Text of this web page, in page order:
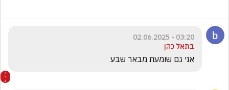
03:20 - 02.06.2025
בתאל כהן
אני גם שומעת מבאר שבע